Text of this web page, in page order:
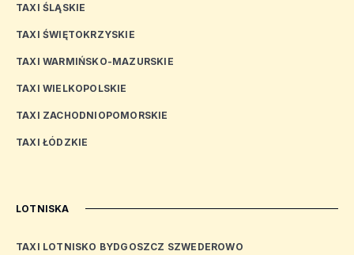
TAXI ŚLĄSKIE
TAXI ŚWIĘTOKRZYSKIE
TAXI WARMIŃSKO-MAZURSKIE
TAXI WIELKOPOLSKIE
TAXI ZACHODNIOPOMORSKIE
TAXI ŁÓDZKIE
LOTNISKA
TAXI LOTNISKO BYDGOSZCZ SZWEDEROWO